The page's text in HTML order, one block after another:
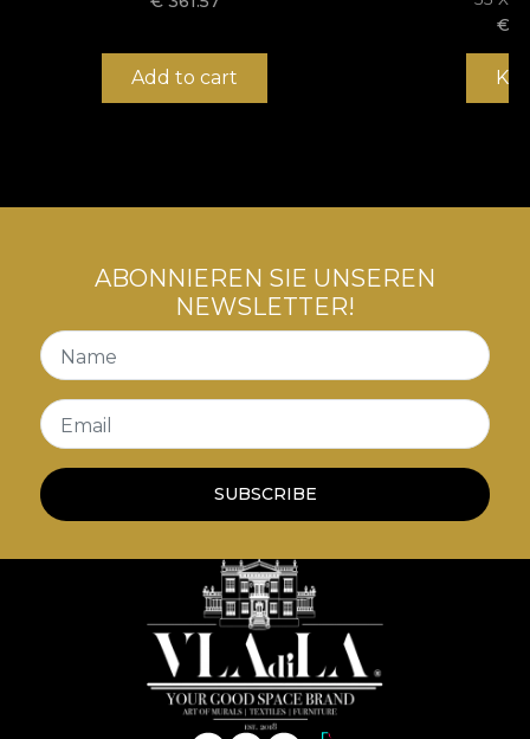
Add to cart
€
ABONNIEREN SIE UNSEREN
NEWSLETTER!
Name
Email
SUBSCRIBE